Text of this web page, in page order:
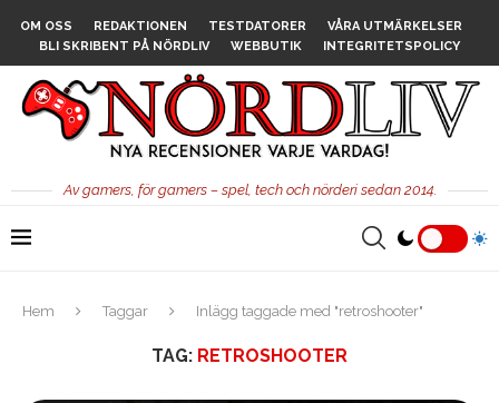
OM OSS REDAKTIONEN TESTDATORER
VÅRA UTMÄRKELSER
BLI SKRIBENT PÅ NÖRDLIV
WEBBUTIK INTEGRITETSPOLICY
Av gamers, för gamers – spel, tech och nörderi sedan 2014.
Hem Taggar Inlägg taggade med "retroshooter"
TAG: RETROSHOOTER